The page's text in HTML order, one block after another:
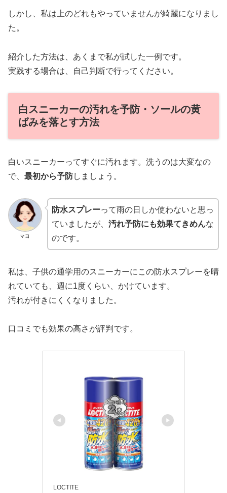
しかし、私は上のどれもやっていませんが綺麗になりまし
た。
紹介した方法は、あくまで私が試した一例です。
実践する場合は、自己判断で行ってください。
白スニーカーの汚れを予防・ソールの黄
ばみを落とす方法
白いスニーカーってすぐに汚れます。洗うのは大変なの
で、 最初から予防しましょう。
マヨ
防水スプレーって雨の日しか使わないと思っ
ていましたが、 汚れ予防にも効果てきめんな
のです。
私は、子供の通学用のスニーカーにこの防水スプレーを晴
れていても、週に1度くらい、かけています。
汚れが付きにくくなりました。
口コミでも効果の高さが評判です。
LOCTITE